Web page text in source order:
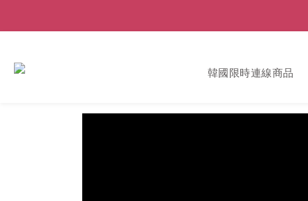
韓國限時連線商品